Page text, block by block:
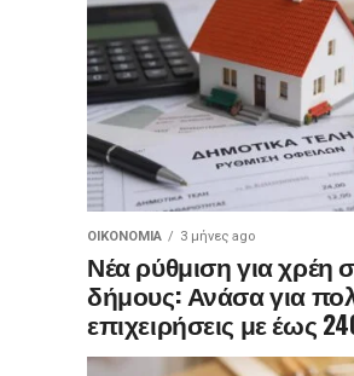
ΟΙΚΟΝΟΜΊΑ 3 μήνες ago
Νέα ρύθμιση για χρέη
δήμους: Ανάσα για
επιχειρήσεις με έως